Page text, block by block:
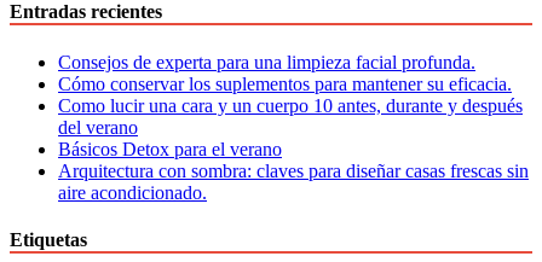
Entradas recientes
Consejos de experta para una limpieza facial profunda.
Cómo conservar los suplementos para mantener su eficacia.
Como lucir una cara y un cuerpo 10 antes, durante y después
del verano
Básicos Detox para el verano
Arquitectura con sombra: claves para diseñar casas frescas sin
aire acondicionado.
Etiquetas